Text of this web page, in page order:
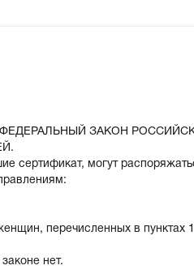
ФЕДЕРАЛЬНЫЙ ЗАКОН
сертификат, могут
перечисленных в пунктах
нет.